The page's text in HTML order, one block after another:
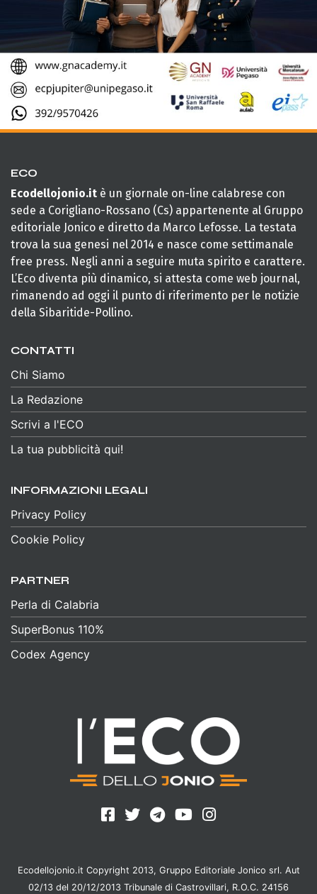
ECO
Ecodellojonio.it è un giornale on-line calabrese con
sede a Corigliano-Rossano (Cs) appartenente al Gruppo
editoriale Jonico e diretto da Marco Lefosse. La testata
trova la sua genesi nel 2014 e nasce come settimanale
free press. Negli anni a seguire muta spirito e carattere.
L’Eco diventa più dinamico, si attesta come web journal,
rimanendo ad oggi il punto di riferimento per le notizie
della Sibaritide-Pollino.
CONTATTI
Chi Siamo
La Redazione
Scrivi a l'ECO
La tua pubblicità qui!
INFORMAZIONI LEGALI
Privacy Policy
Cookie Policy
PARTNER
Perla di Calabria
SuperBonus 110%
Codex Agency
Ecodellojonio.it Copyright 2013, Gruppo Editoriale Jonico srl. Aut
02/13 del 20/12/2013 Tribunale di Castrovillari, R.O.C. 24156